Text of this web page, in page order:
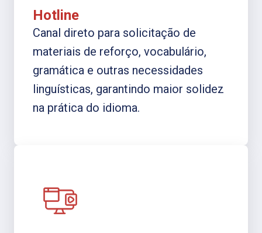
Hotline
Canal direto para solicitação de
materiais de reforço, vocabulário,
gramática e outras necessidades
linguísticas, garantindo maior solidez
na prática do idioma.